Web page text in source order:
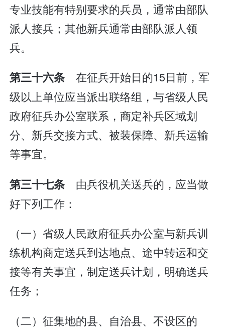
专业技能有特别要求的兵员，通常由部队
派人接兵；其他新兵通常由部队派人领
兵。
第三十六条 在征兵开始日的15日前，军
级以上单位应当派出联络组，与省级人民
政府征兵办公室联系，商定补兵区域划
分、新兵交接方式、被装保障、新兵运输
等事宜。
第三十七条 由兵役机关送兵的，应当做
好下列工作：
（一）省级人民政府征兵办公室与新兵训
练机构商定送兵到达地点、途中转运和交
接等有关事宜，制定送兵计划，明确送兵
任务；
（二）征集地的县、自治县、不设区的